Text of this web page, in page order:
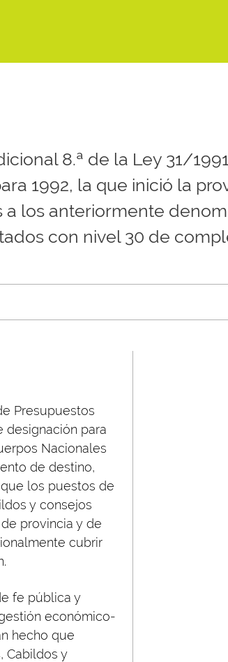
8.ª de la Ley 31/
1992, la que inició la
los anteriormente
con nivel 30 de
Presupuestos
designación para
Nacionales
de destino,
los puestos de
y consejos
provincia y de
cubrir
fe pública y
económico-
hecho que
Cabildos y